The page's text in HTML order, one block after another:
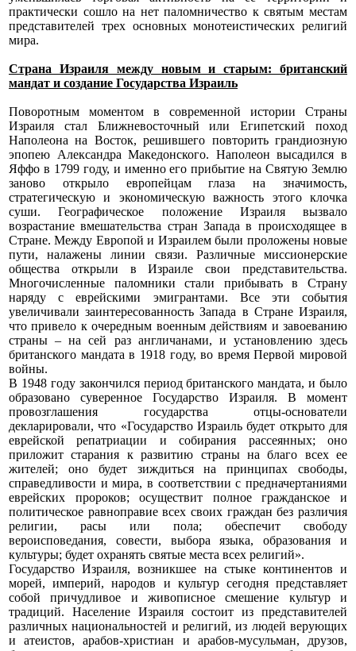
практически сошло на нет паломничество к святым местам
представителей трех основных монотеистических религий
мира.
Страна Израиля между новым и старым: британский
мандат и создание Государства Израиль
Поворотным моментом в современной истории Страны
Израиля стал Ближневосточный или Египетский поход
Наполеона на Восток, решившего повторить грандиозную
эпопею Александра Македонского. Наполеон высадился в
Яффо в 1799 году, и именно его прибытие на Святую Землю
заново открыло европейцам глаза на значимость,
стратегическую и экономическую важность этого клочка
суши. Географическое положение Израиля вызвало
возрастание вмешательства стран Запада в происходящее в
Стране. Между Европой и Израилем были проложены новые
пути, налажены линии связи. Различные миссионерские
общества открыли в Израиле свои представительства.
Многочисленные паломники стали прибывать в Страну
наряду с еврейскими эмигрантами. Все эти события
увеличивали заинтересованность Запада в Стране Израиля,
что привело к очередным военным действиям и завоеванию
страны – на сей раз англичанами, и установлению здесь
британского мандата в 1918 году, во время Первой мировой
войны.
В 1948 году закончился период британского мандата, и было
образовано суверенное Государство Израиля. В момент
провозглашения государства отцы-основатели
декларировали, что «Государство Израиль будет открыто для
еврейской репатриации и собирания рассеянных; оно
приложит старания к развитию страны на благо всех ее
жителей; оно будет зиждиться на принципах свободы,
справедливости и мира, в соответствии с предначертаниями
еврейских пророков; осуществит полное гражданское и
политическое равноправие всех своих граждан без различия
религии, расы или пола; обеспечит свободу
вероисповедания, совести, выбора языка, образования и
культуры; будет охранять святые места всех религий».
Государство Израиля, возникшее на стыке континентов и
морей, империй, народов и культур сегодня представляет
собой причудливое и живописное смешение культур и
традиций. Население Израиля состоит из представителей
различных национальностей и религий, из людей верующих
и атеистов, арабов-христиан и арабов-мусульман, друзов,